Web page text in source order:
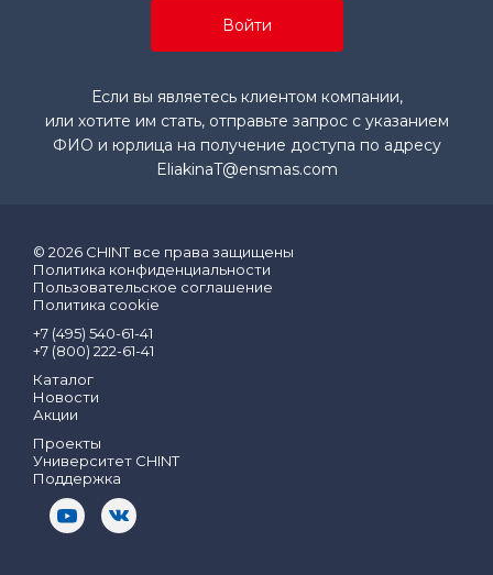
Если вы являетесь клиентом компании,
или хотите им стать, отправьте запрос с указанием
ФИО и юрлица на получение доступа по адресу
EliakinaT@ensmas.com
© 2026 CHINT все права защищены
Политика конфиденциальности
Пользовательское соглашение
Политика cookie
+7 (495) 540-61-41
+7 (800) 222-61-41
Каталог
Новости
Акции
Проекты
Университет CHINT
Поддержка